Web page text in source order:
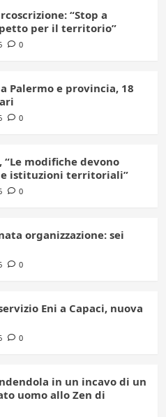
“Stop a
per il territorio”
0
Palermo e provincia, 18
0
modifiche devono
istituzioni territoriali”
0
organizzazione: sei
0
Eni a Capaci, nuova
0
in un incavo di un
uomo allo Zen di